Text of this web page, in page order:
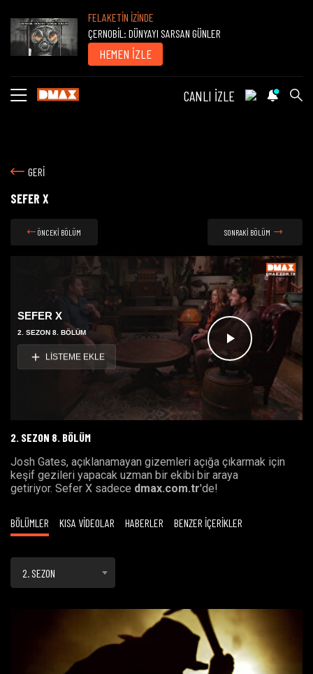
FELAKETİN İZİNDE
ÇERNOBİL: DÜNYAYI SARSAN GÜNLER
HEMEN İZLE
CANLI İZLE
GERİ
SEFER X
ÖNCEKİ BÖLÜM SONRAKİ BÖLÜM
Videoyu
Oynat
SEFER X
2. SEZON 8. BÖLÜM
LİSTEME EKLE
2. SEZON 8. BÖLÜM
Josh Gates, açıklanamayan gizemleri açığa çıkarmak için
keşif gezileri yapacak uzman bir ekibi bir araya
getiriyor. Sefer X sadece dmax.com.tr'de!
BÖLÜMLER KISA VİDEOLAR HABERLER BENZER İÇERİKLER
2. SEZON